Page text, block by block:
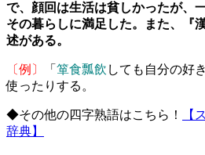
で、顔回は生活は貧しかったが、
その暮らしに満足した。また、『
述がある。
〔例〕 「 箪食瓢飲 しても自分の好
使ったりする。
◆その他の四字熟語はこちら！
【
辞典】